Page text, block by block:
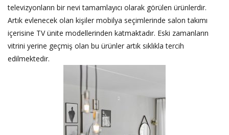
televizyonların bir nevi tamamlayıcı olarak görülen ürünlerdir.
Artık evlenecek olan kişiler mobilya seçimlerinde salon takımı
içerisine TV ünite modellerinden katmaktadır. Eski zamanların
vitrini yerine geçmiş olan bu ürünler artık sıklıkla tercih
edilmektedir.